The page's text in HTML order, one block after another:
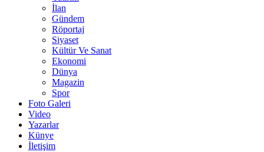
İlan
Gündem
Röportaj
Siyaset
Kültür Ve Sanat
Ekonomi
Dünya
Magazin
Spor
Foto Galeri
Video
Yazarlar
Künye
İletişim